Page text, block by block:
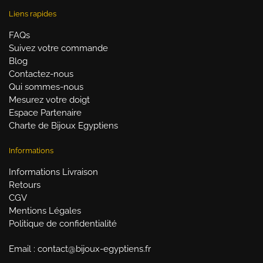
Liens rapides
FAQs
Suivez votre commande
Blog
Contactez-nous
Qui sommes-nous
Mesurez votre doigt
Espace Partenaire
Charte de Bijoux Egyptiens
Informations
Informations Livraison
Retours
CGV
Mentions Légales
Politique de confidentialité
Email : contact@bijoux-egyptiens.fr